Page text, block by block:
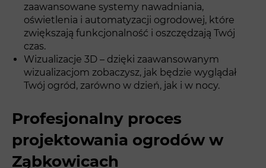
zaawansowane systemy nawadniania,
oświetlenia i automatyzacji ogrodowej, które
zwiększają funkcjonalność i oszczędzają Twój
czas.
Wizualizacje 3D – dzięki zaawansowanym
wizualizacjom zobaczysz, jak będzie wyglądał
Twój ogród, zarówno w dzień, jak i w nocy.
Profesjonalny proces
projektowania ogrodów w
Ząbkowicach